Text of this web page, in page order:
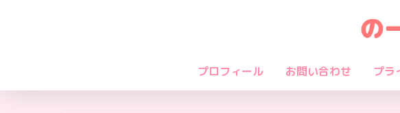
プロフィール お問い合わせ プラ